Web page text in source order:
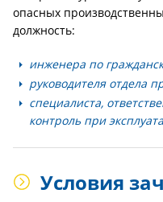
опасных
должность:
инженера по
руководителя отдела
специалиста,
контроль при
Условия